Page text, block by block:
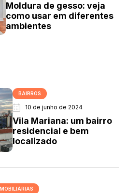
Moldura de gesso: veja
como usar em diferentes
ambientes
BAIRROS
10 de junho de 2024
Vila Mariana: um bairro
residencial e bem
localizado
IMOBILIÁRIAS